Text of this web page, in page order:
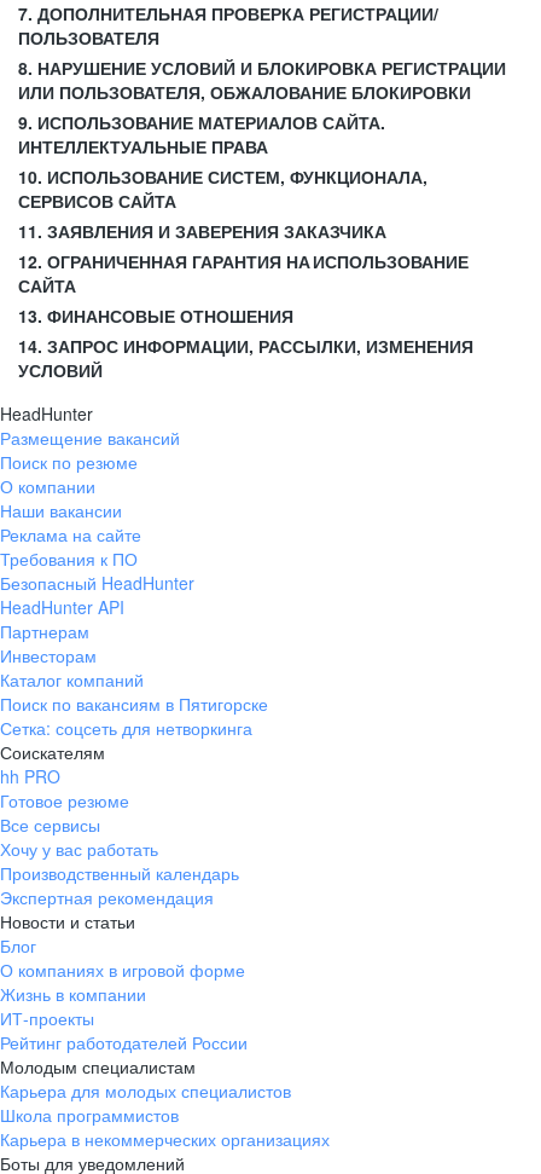
7. ДОПОЛНИТЕЛЬНАЯ ПРОВЕРКА РЕГИСТРАЦИИ/
ПОЛЬЗОВАТЕЛЯ
8. НАРУШЕНИЕ УСЛОВИЙ И БЛОКИРОВКА РЕГИСТРАЦИИ
ИЛИ ПОЛЬЗОВАТЕЛЯ, ОБЖАЛОВАНИЕ БЛОКИРОВКИ
9. ИСПОЛЬЗОВАНИЕ МАТЕРИАЛОВ САЙТА.
ИНТЕЛЛЕКТУАЛЬНЫЕ ПРАВА
10. ИСПОЛЬЗОВАНИЕ СИСТЕМ, ФУНКЦИОНАЛА,
СЕРВИСОВ САЙТА
11. ЗАЯВЛЕНИЯ И ЗАВЕРЕНИЯ ЗАКАЗЧИКА
12. ОГРАНИЧЕННАЯ ГАРАНТИЯ НА ИСПОЛЬЗОВАНИЕ
САЙТА
13. ФИНАНСОВЫЕ ОТНОШЕНИЯ
14. ЗАПРОС ИНФОРМАЦИИ, РАССЫЛКИ, ИЗМЕНЕНИЯ
УСЛОВИЙ
HeadHunter
Размещение вакансий
Поиск по резюме
О компании
Наши вакансии
Реклама на сайте
Требования к ПО
Безопасный HeadHunter
HeadHunter API
Партнерам
Инвесторам
Каталог компаний
Поиск по вакансиям в Пятигорске
Сетка: соцсеть для нетворкинга
Соискателям
hh PRO
Готовое резюме
Все сервисы
Хочу у вас работать
Производственный календарь
Экспертная рекомендация
Новости и статьи
Блог
О компаниях в игровой форме
Жизнь в компании
ИТ-проекты
Рейтинг работодателей России
Молодым специалистам
Карьера для молодых специалистов
Школа программистов
Карьера в некоммерческих организациях
Боты для уведомлений